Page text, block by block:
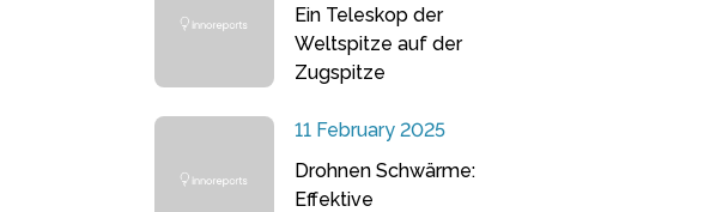
Ein Teleskop der
Weltspitze auf der
Zugspitze
11 February 2025
Drohnen Schwärme:
Effektive